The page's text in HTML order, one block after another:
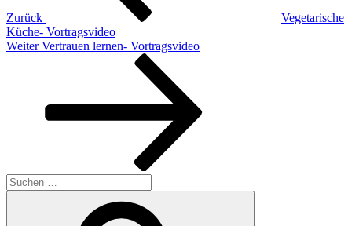
Zurück
Vegetarische
Küche- Vortragsvideo
Nächster
Weiter Vertrauen lernen- Vortragsvideo
Suchen
nach: